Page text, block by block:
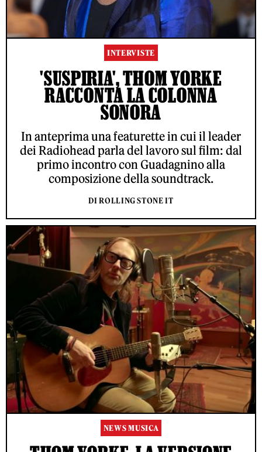
INTERVISTE
'SUSPIRIA', THOM YORKE
RACCONTA LA COLONNA
SONORA
In anteprima una featurette in cui il leader
dei Radiohead parla del lavoro sul film: dal
primo incontro con Guadagnino alla
composizione della soundtrack.
DI ROLLING STONE IT
NEWS MUSICA